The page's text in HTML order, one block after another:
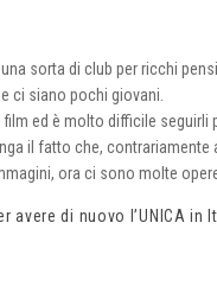
sorta di club per ricchi
ci siano pochi giovani.
ed è molto difficile seguirli
il fatto che, contrariamente
ora ci sono molte
di nuovo l’UNICA in